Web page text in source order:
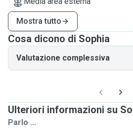
Mostra tutto
Cosa dicono di Sophia
Valutazione complessiva
Ulteriori informazioni su
Parlo ...